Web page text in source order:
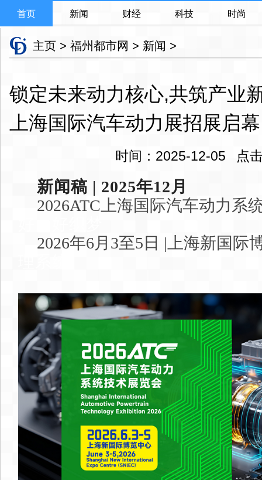
首页 新闻 财经 科技 时尚
主页 > 福州都市网 > 新闻 >
锁定未来动力核心,共筑产业
上海国际汽车动力展招展启幕
时间：2025-12-05 点
新闻稿 | 2025年12月
2026ATC上海国际汽车动力系
2026年6月3至5日 |上海新国际